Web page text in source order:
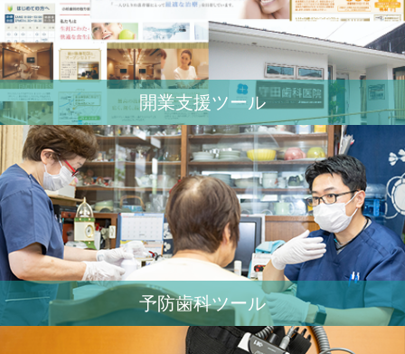
開業⽀援ツール
予防歯科ツール